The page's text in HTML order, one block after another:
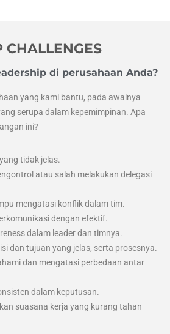
CHALLENGES
di perusahaan Anda?
yang kami bantu, pada awalnya
serupa dalam kepemimpinan. Apa
ini?
tidak jelas.
atau salah melakukan delegasi
mengatasi konflik dalam tim.
dengan efektif.
dalam leader dan timnya.
dan tujuan yang jelas, serta prosesnya.
dan mengatasi perbedaan antar
dalam keputusan.
suasana kerja yang kurang tahan